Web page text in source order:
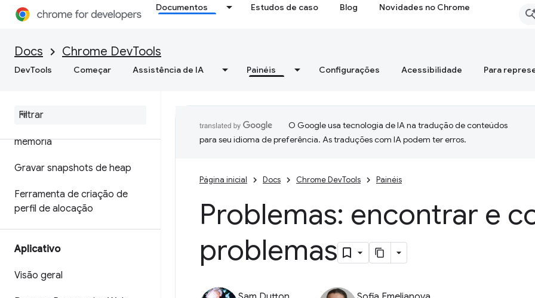
Documentos Estudos de caso Blog Novidades no Chrome
Docs Chrome DevTools
DevTools Começar Assistência de IA Painéis Configurações Acessibilidade Para
Otimizar a velocidade da Web
Memória
Visão geral
memória
Gravar snapshots de heap
Ferramenta de criação de
perfil de alocação
Aplicativo
Visão geral
O Google usa tecnologia de IA na tradução de conteúdos
para seu idioma de preferência. As traduções com IA podem ter erros.
Página inicial Docs Chrome DevTools Painéis
Problemas: encontrar e
problemas